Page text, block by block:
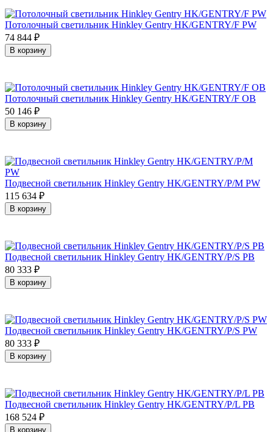
Потолочный светильник Hinkley Gentry HK/GENTRY/F PW
74 844 ₽
В корзину
Потолочный светильник Hinkley Gentry HK/GENTRY/F OB
50 146 ₽
В корзину
Подвесной светильник Hinkley Gentry HK/GENTRY/P/M PW
115 634 ₽
В корзину
Подвесной светильник Hinkley Gentry HK/GENTRY/P/S PB
80 333 ₽
В корзину
Подвесной светильник Hinkley Gentry HK/GENTRY/P/S PW
80 333 ₽
В корзину
Подвесной светильник Hinkley Gentry HK/GENTRY/P/L PB
168 524 ₽
В корзину